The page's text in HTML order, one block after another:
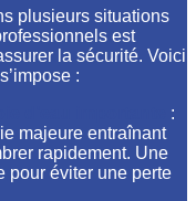
plusieurs situations
est
la sécurité. Voici
:
:
majeure entraînant
rapidement. Une
pour éviter une perte